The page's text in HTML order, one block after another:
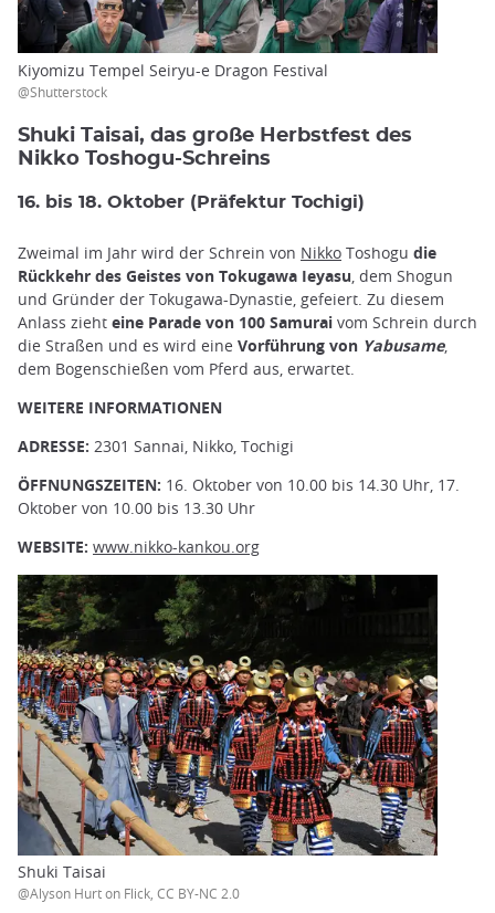
Kiyomizu Tempel Seiryu-e Dragon Festival
@Shutterstock
Shuki Taisai, das große Herbstfest des
Nikko Toshogu-Schreins
16. bis 18. Oktober (Präfektur Tochigi)
Zweimal im Jahr wird der Schrein von Nikko Toshogu die
Rückkehr des Geistes von Tokugawa Ieyasu , dem Shogun
und Gründer der Tokugawa-Dynastie, gefeiert. Zu diesem
Anlass zieht eine Parade von 100 Samurai vom Schrein durch
die Straßen und es wird eine Vorführung von Yabusame,
dem Bogenschießen vom Pferd aus, erwartet.
WEITERE INFORMATIONEN
ADRESSE: 2301 Sannai, Nikko, Tochigi
ÖFFNUNGSZEITEN: 16. Oktober von 10.00 bis 14.30 Uhr, 17.
Oktober von 10.00 bis 13.30 Uhr
WEBSITE: www.nikko-kankou.org
Shuki Taisai
@Alyson Hurt on Flick, CC BY-NC 2.0